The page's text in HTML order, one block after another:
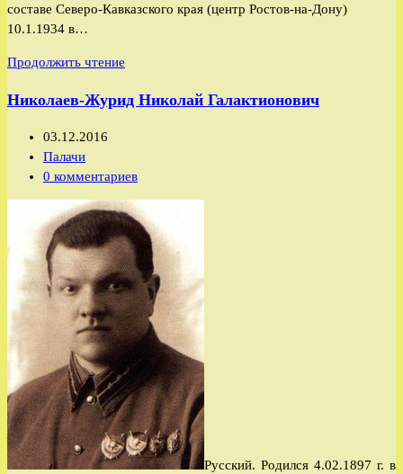
составе Северо-Кавказского края (центр Ростов-на-Дону)
10.1.1934 в…
Продолжить чтение
Кабардинской
КБАССР
Николаев-Журид Николай Галактионович
Запись
опубликована:
03.12.2016
Рубрика
записи:
Палачи
Комментарии
записи:
0 комментариев
Русский. Родился 4.02.1897 г. в